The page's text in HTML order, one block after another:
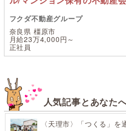
フクダ不動産グループ
奈良県 橿原市
月給23万4,000円～
正社員
人気記事とあなた
〈天理市〉「つくる」を